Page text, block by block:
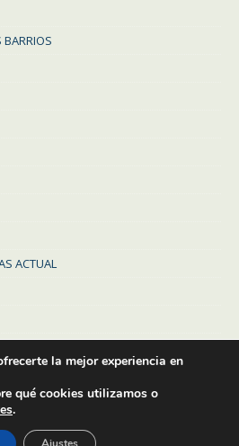
BARRIOS
ACTUAL
la mejor experiencia en
qué cookies utilizamos o
.